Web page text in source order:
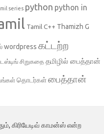
series python python in
Tamil C++ Thamizh G
wordpress கட்டற்ற
சிறுகதை தமிழில் பைத்தான்
தொடர்கள்பைத்தான்
கிரியேடிவ் காமன்ஸ் என்ற